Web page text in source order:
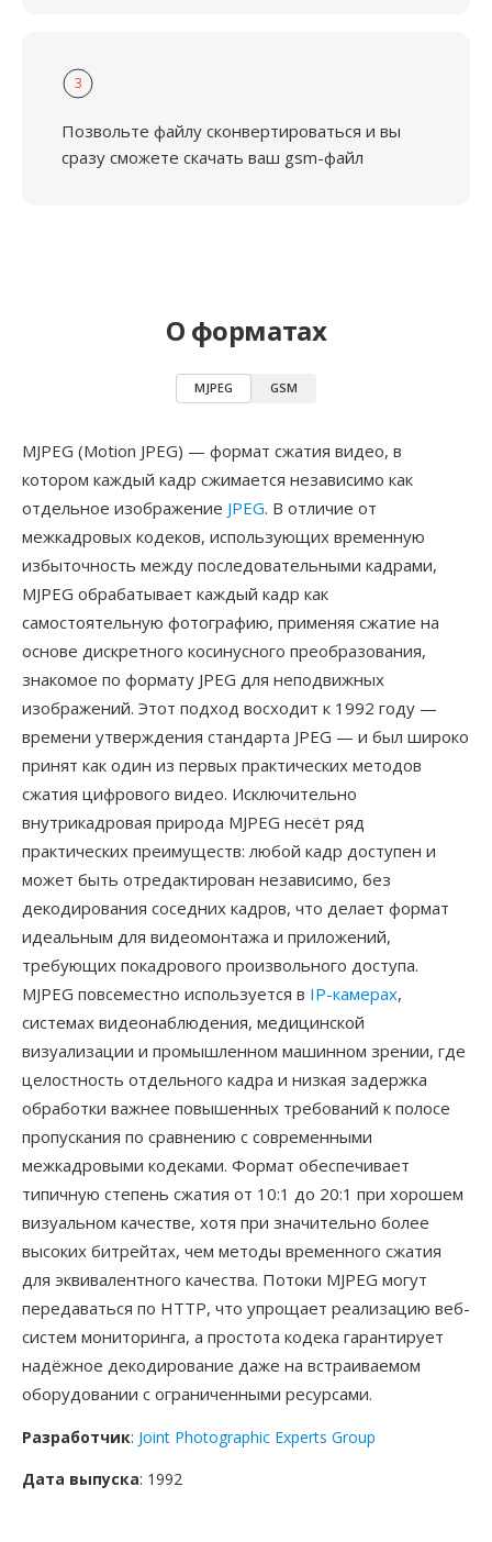
3
Позвольте файлу сконвертироваться и вы
сразу сможете скачать ваш gsm-файл
О форматах
MJPEG GSM
MJPEG (Motion JPEG) — формат сжатия видео, в
котором каждый кадр сжимается независимо как
отдельное изображение JPEG. В отличие от
межкадровых кодеков, использующих временную
избыточность между последовательными кадрами,
MJPEG обрабатывает каждый кадр как
самостоятельную фотографию, применяя сжатие на
основе дискретного косинусного преобразования,
знакомое по формату JPEG для неподвижных
изображений. Этот подход восходит к 1992 году —
времени утверждения стандарта JPEG — и был широко
принят как один из первых практических методов
сжатия цифрового видео. Исключительно
внутрикадровая природа MJPEG несёт ряд
практических преимуществ: любой кадр доступен и
может быть отредактирован независимо, без
декодирования соседних кадров, что делает формат
идеальным для видеомонтажа и приложений,
требующих покадрового произвольного доступа.
MJPEG повсеместно используется в IP-камерах,
системах видеонаблюдения, медицинской
визуализации и промышленном машинном зрении, где
целостность отдельного кадра и низкая задержка
обработки важнее повышенных требований к полосе
пропускания по сравнению с современными
межкадровыми кодеками. Формат обеспечивает
типичную степень сжатия от 10:1 до 20:1 при хорошем
визуальном качестве, хотя при значительно более
высоких битрейтах, чем методы временного сжатия
для эквивалентного качества. Потоки MJPEG могут
передаваться по HTTP, что упрощает реализацию веб-
систем мониторинга, а простота кодека гарантирует
надёжное декодирование даже на встраиваемом
оборудовании с ограниченными ресурсами.
Разработчик: Joint Photographic Experts Group
Дата выпуска: 1992